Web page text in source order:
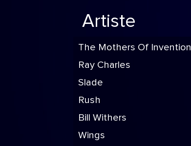
Artiste
The Mothers Of Invention
Ray Charles
Slade
Rush
Bill Withers
Wings